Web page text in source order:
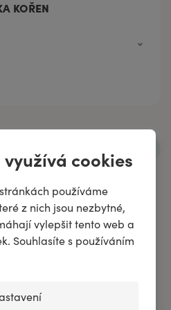
cookies
používáme
z nich jsou nezbytné,
vylepšit tento web a
Souhlasíte s používáním
KOŘEN